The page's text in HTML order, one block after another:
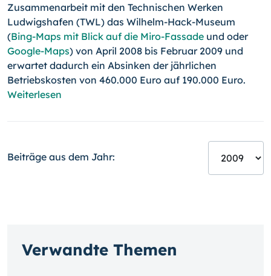
Zusammenarbeit mit den Technischen Werken
Ludwigshafen (TWL) das Wilhelm-Hack-Museum
(Bing-Maps mit Blick auf die Miro-Fassade und oder
Google-Maps) von April 2008 bis Februar 2009 und
erwartet dadurch ein Absinken der jährlichen
Betriebskosten von 460.000 Euro auf 190.000 Euro.
Weiterlesen
Beiträge aus dem Jahr:
Verwandte Themen